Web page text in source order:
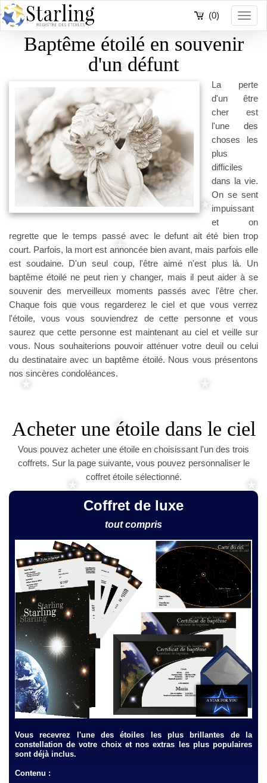
(0)
Baptême étoilé en souvenir
d'un défunt
La perte
d'un être
cher est
l'une des
choses les
plus
difficiles
dans la vie.
On se sent
impuissant
et on
regrette que le temps passé avec le defunt ait été bien trop
court. Parfois, la mort est annoncée bien avant, mais parfois elle
est soudaine. D'un seul coup, l'être aimé n'est plus là. Un
baptême étoilé ne peut rien y changer, mais il peut aider à se
souvenir des merveilleux moments passés avec l'être cher.
Chaque fois que vous regarderez le ciel et que vous verrez
l'étoile, vous vous souviendrez de cette personne et vous
saurez que cette personne est maintenant au ciel et veille sur
vous. Nous souhaiterions pouvoir atténuer votre deuil ou celui
du destinataire avec un baptême étoilé. Nous vous présentons
nos sincères condoléances.
Acheter une étoile dans le ciel
Vous pouvez acheter une étoile en choisissant l'un des trois
coffrets. Sur la page suivante, vous pouvez personnaliser le
coffret étoile sélectionné.
Coffret de luxe
tout compris
Vous recevrez l'une des étoiles les plus brillantes de la
constellation de votre choix et nos extras les plus populaires
sont déjà inclus.
Contenu :